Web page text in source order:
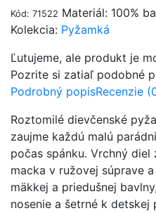
Kód: 71522 Materiál: 100%
Kolekcia: Pyžamká
Ľutujeme, ale produkt je
Pozrite si zatiaľ podobné
Podrobný popisRecenzie
Roztomilé dievčenské
zaujme každú malú
počas spánku. Vrchný
macka v ružovej súprave
mäkkej a priedušnej
nosenie a šetrné k